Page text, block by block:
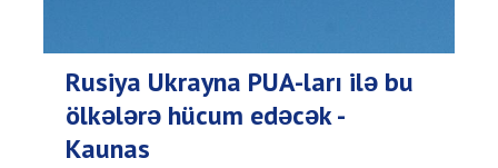
Rusiya Ukrayna PUA-ları ilə bu
ölkələrə hücum edəcək -
Kaunas